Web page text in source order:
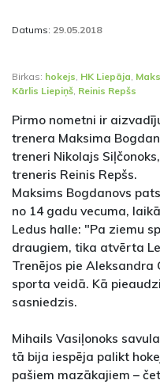
Datums: 29.05.2018
Birkas: hokejs, HK Liepāja,
Kārlis Liepiņš, Reinis Repšs
Pirmo nometni ir
trenera Maksima
treneri Nikolajs
treneris Reinis Repšs.
Maksims Bogdanovs
no 14 gadu vecuma,
Ledus halle: "Pa ziemu
draugiem, tika atvērta
Trenējos pie Aleksandra
sporta veidā. Kā
sasniedzis.
Mihails Vasiļonoks
tā bija iespēja palikt
pašiem mazākajiem –